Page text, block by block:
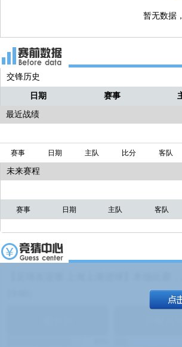
这是扎卡加盟勒沃库森
怪兽
扎卡这边也过来了！！
起欢庆！！！
怪兽 和队员们再庆祝一次！！
这边阿隆索接过沙盘！！
暂无数据
交锋历史
日期 赛事
最近战绩
赛事 日期 主队 比分 客队
未来赛程
赛事 日期 主队 客队